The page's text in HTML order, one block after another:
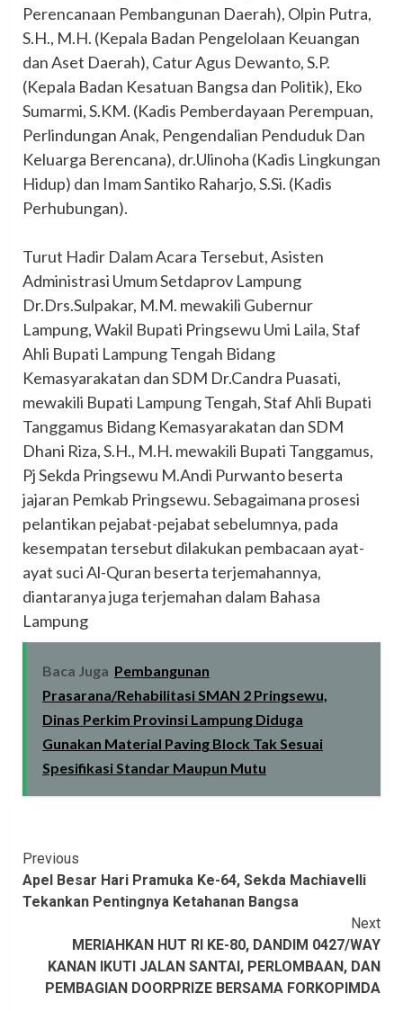
Perencanaan Pembangunan Daerah), Olpin Putra,
S.H., M.H. (Kepala Badan Pengelolaan Keuangan
dan Aset Daerah), Catur Agus Dewanto, S.P.
(Kepala Badan Kesatuan Bangsa dan Politik), Eko
Sumarmi, S.KM. (Kadis Pemberdayaan Perempuan,
Perlindungan Anak, Pengendalian Penduduk Dan
Keluarga Berencana), dr.Ulinoha (Kadis Lingkungan
Hidup) dan Imam Santiko Raharjo, S.Si. (Kadis
Perhubungan).
‎Turut Hadir Dalam Acara Tersebut, Asisten
Administrasi Umum Setdaprov Lampung
Dr.Drs.Sulpakar, M.M. mewakili Gubernur
Lampung, Wakil Bupati Pringsewu Umi Laila, Staf
Ahli Bupati Lampung Tengah Bidang
Kemasyarakatan dan SDM Dr.Candra Puasati,
mewakili Bupati Lampung Tengah, Staf Ahli Bupati
Tanggamus Bidang Kemasyarakatan dan SDM
Dhani Riza, S.H., M.H. mewakili Bupati Tanggamus,
Pj Sekda Pringsewu M.Andi Purwanto beserta
jajaran Pemkab Pringsewu. Sebagaimana prosesi
pelantikan pejabat-pejabat sebelumnya, pada
kesempatan tersebut dilakukan pembacaan ayat-
ayat suci Al-Quran beserta terjemahannya,
diantaranya juga terjemahan dalam Bahasa
Lampung
Baca Juga Pembangunan
Prasarana/Rehabilitasi SMAN 2 Pringsewu,
Dinas Perkim Provinsi Lampung Diduga
Gunakan Material Paving Block Tak Sesuai
Spesifikasi Standar Maupun Mutu
Continue
Reading
Previous
Apel Besar Hari Pramuka Ke-64, Sekda Machiavelli
Tekankan Pentingnya Ketahanan Bangsa
Next
MERIAHKAN HUT RI KE-80, DANDIM 0427/WAY
KANAN IKUTI JALAN SANTAI, PERLOMBAAN, DAN
PEMBAGIAN DOORPRIZE BERSAMA FORKOPIMDA